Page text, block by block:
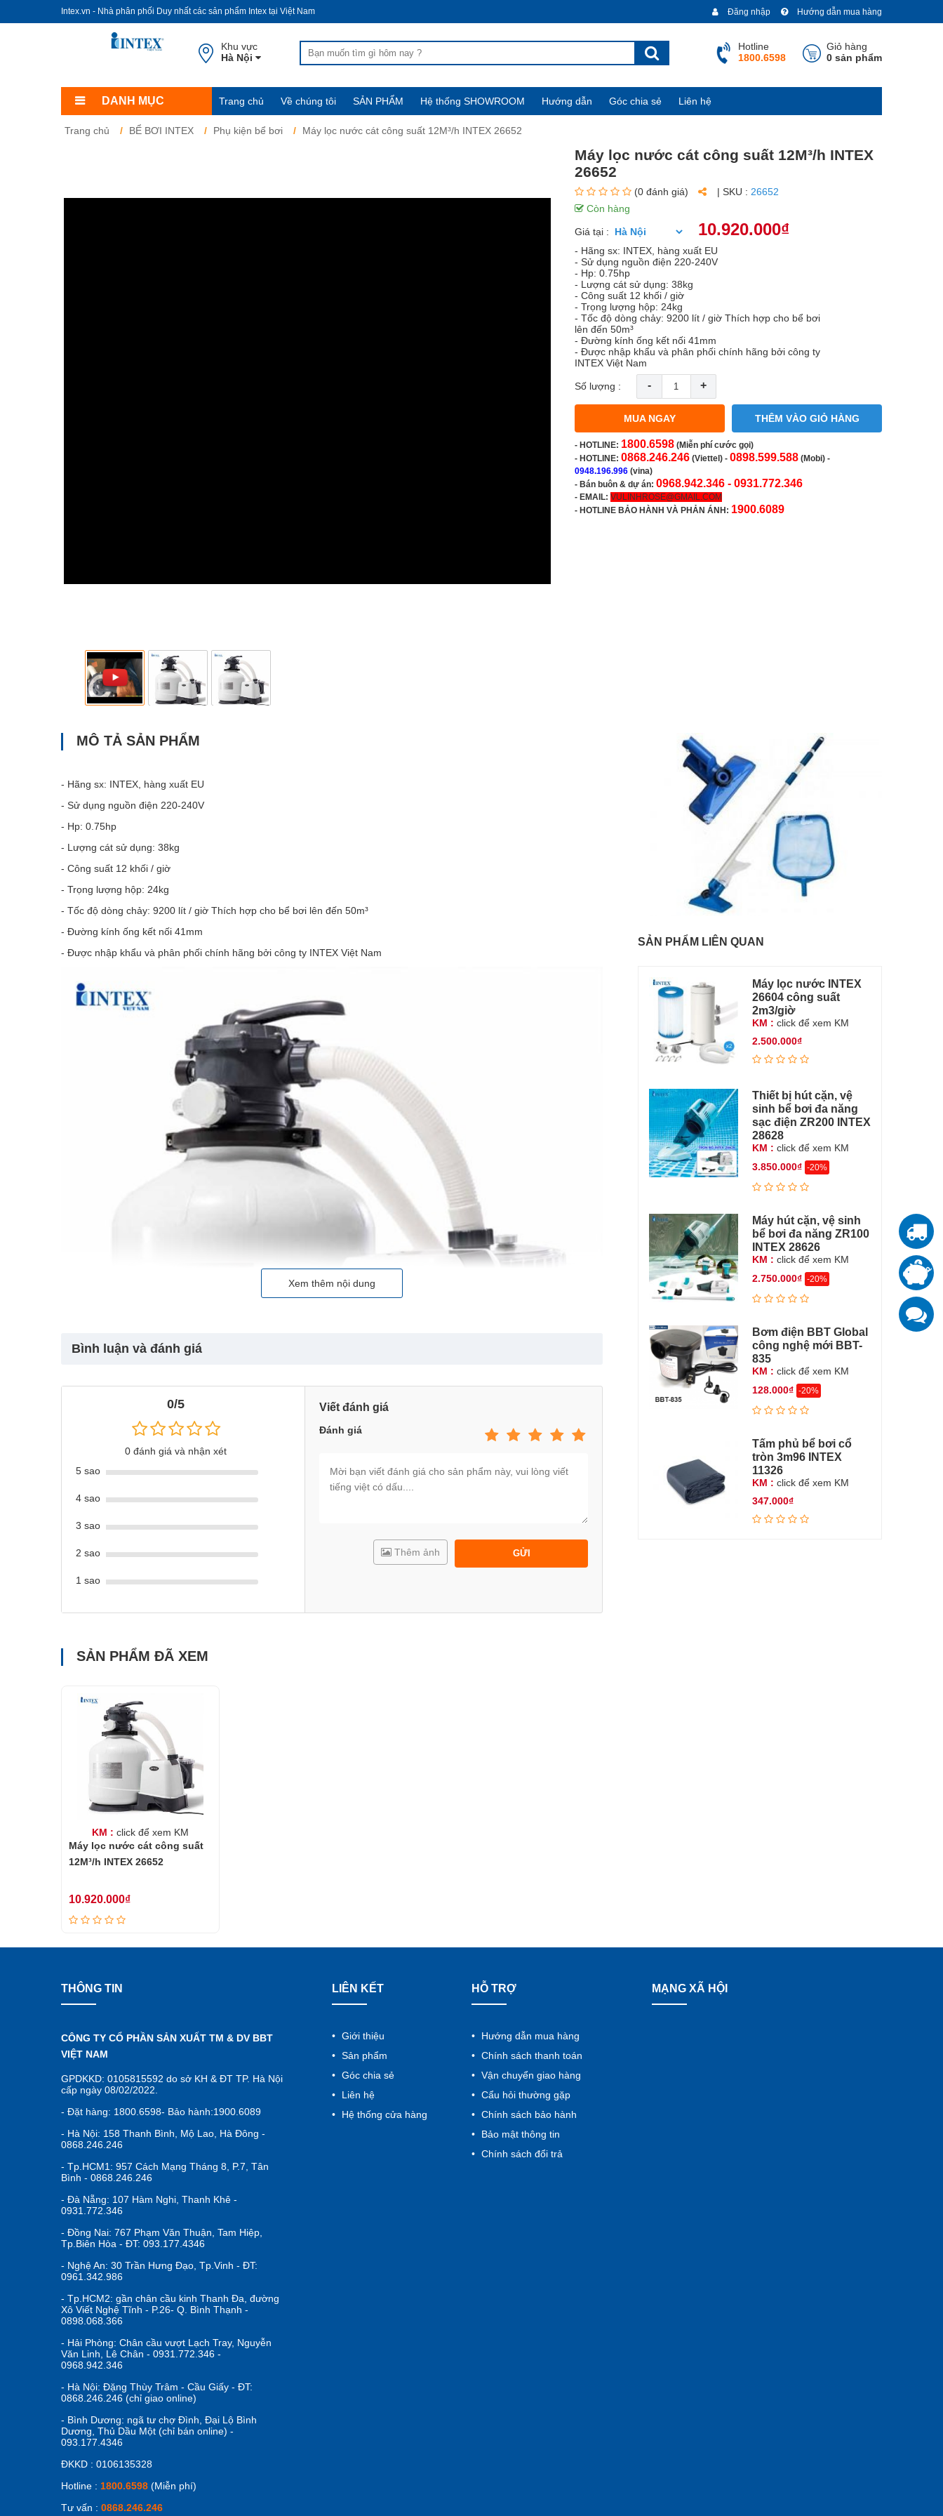
Intex.vn - Nhà phân phối Duy nhất các sản phẩm Intex tại Việt Nam Hướng dẫn mua hàng
Đăng nhập
Khu vực
Hà Nội
Giỏ hàng
0 sản phẩm
Hotline
1800.6598
DANH MỤC Trang chủ Về chúng tôi SẢN PHẨM Hệ thống SHOWROOM Hướng dẫn Góc chia sẻ Liên hệ
Trang chủ BỂ BƠI INTEX Phụ kiện bể bơi Máy lọc nước cát công suất 12M³/h INTEX 26652
Máy lọc nước cát công suất 12M³/h INTEX
26652
(0 đánh giá) | SKU : 26652
Còn hàng
Giá tại : 10.920.000₫
- Hãng sx: INTEX, hàng xuất EU
- Sử dụng nguồn điện 220-240V
- Hp: 0.75hp
- Lượng cát sử dụng: 38kg
- Công suất 12 khối / giờ
- Trọng lượng hộp: 24kg
- Tốc độ dòng chảy: 9200 lít / giờ Thích hợp cho bể bơi
lên đến 50m³
- Đường kính ống kết nối 41mm
- Được nhập khẩu và phân phối chính hãng bởi công ty
INTEX Việt Nam
Số lượng : - +
MUA NGAY THÊM VÀO GIỎ HÀNG
- HOTLINE: 1800.6598 (Miễn phí cước gọi)
- HOTLINE: 0868.246.246 (Viettel) - 0898.599.588 (Mobi) -
0948.196.996 (vina)
- Bán buôn & dự án: 0968.942.346 - 0931.772.346
- EMAIL: VULINHROSE@GMAIL.COM
- HOTLINE BẢO HÀNH VÀ PHẢN ÁNH: 1900.6089
MÔ TẢ SẢN PHẨM
- Hãng sx: INTEX, hàng xuất EU
- Sử dụng nguồn điện 220-240V
- Hp: 0.75hp
- Lượng cát sử dụng: 38kg
- Công suất 12 khối / giờ
- Trọng lượng hộp: 24kg
- Tốc độ dòng chảy: 9200 lít / giờ Thích hợp cho bể bơi lên đến 50m³
- Đường kính ống kết nối 41mm
- Được nhập khẩu và phân phối chính hãng bởi công ty INTEX Việt Nam
Đối với bể bơi khung kim loại INTEX cỡ nhỏ nếu muốn dùng máy lọc nước công suất lớn bạn nên dùng thêm
cút nối INTEX 10722
Xem thêm nội dung
Bình luận và đánh giá
0/5
0 đánh giá và nhận xét
5 sao
4 sao
3 sao
2 sao
1 sao
Viết đánh giá
Đánh giá
GỬI
Thêm ảnh
SẢN PHẨM LIÊN QUAN
Máy lọc nước INTEX
26604 công suất
2m3/giờ
KM : click để xem KM
2.500.000₫
Thiết bị hút cặn, vệ
sinh bể bơi đa năng
sạc điện ZR200 INTEX
28628
KM : click để xem KM
3.850.000₫ -20%
Máy hút cặn, vệ sinh
bể bơi đa năng ZR100
INTEX 28626
KM : click để xem KM
2.750.000₫ -20%
Bơm điện BBT Global
công nghệ mới BBT-
835
KM : click để xem KM
128.000₫ -20%
Tấm phủ bể bơi cổ
tròn 3m96 INTEX
11326
KM : click để xem KM
347.000₫
SẢN PHẨM ĐÃ XEM
KM : click để xem KM
Máy lọc nước cát công suất
12M³/h INTEX 26652
10.920.000₫
THÔNG TIN
CÔNG TY CỔ PHẦN SẢN XUẤT TM & DV BBT
VIỆT NAM
GPDKKD: 0105815592 do sở KH & ĐT TP. Hà Nội
cấp ngày 08/02/2022.
- Đặt hàng: 1800.6598- Bảo hành:1900.6089
- Hà Nội: 158 Thanh Bình, Mộ Lao, Hà Đông -
0868.246.246
- Tp.HCM1: 957 Cách Mạng Tháng 8, P.7, Tân
Bình - 0868.246.246
- Đà Nẵng: 107 Hàm Nghi, Thanh Khê -
0931.772.346
- Đồng Nai: 767 Phạm Văn Thuận, Tam Hiệp,
Tp.Biên Hòa - ĐT: 093.177.4346
- Nghệ An: 30 Trần Hưng Đạo, Tp.Vinh - ĐT:
0961.342.986
- Tp.HCM2: gần chân cầu kinh Thanh Đa, đường
Xô Viết Nghệ Tĩnh - P.26- Q. Bình Thạnh -
0898.068.366
- Hải Phòng: Chân cầu vượt Lạch Tray, Nguyễn
Văn Linh, Lê Chân - 0931.772.346 -
0968.942.346
- Hà Nội: Đặng Thùy Trâm - Cầu Giấy - ĐT:
0868.246.246 (chỉ giao online)
- Bình Dương: ngã tư chợ Đình, Đại Lộ Bình
Dương, Thủ Dầu Một (chỉ bán online) -
093.177.4346
ĐKKD : 0106135328
Hotline : 1800.6598 (Miễn phí)
Tư vấn : 0868.246.246
LIÊN KẾT
Giới thiệu
Sản phẩm
Góc chia sẻ
Liên hệ
Hệ thống cửa hàng
HỖ TRỢ
Hướng dẫn mua hàng
Chính sách thanh toán
Vận chuyển giao hàng
Cẩu hỏi thường gặp
Chính sách bảo hành
Bảo mật thông tin
Chính sách đổi trả
MẠNG XÃ HỘI